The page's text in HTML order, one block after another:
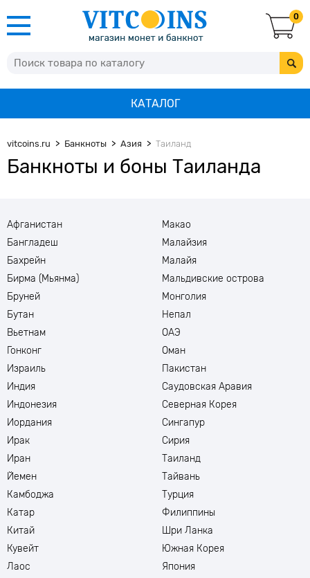
0
КАТАЛОГ
vitcoins.ru Банкноты Азия Таиланд
Банкноты и боны Таиланда
Афганистан
Бангладеш
Бахрейн
Бирма (Мьянма)
Бруней
Бутан
Вьетнам
Гонконг
Израиль
Индия
Индонезия
Иордания
Ирак
Иран
Йемен
Камбоджа
Катар
Китай
Кувейт
Лаос
Макао
Малайзия
Малайя
Мальдивские острова
Монголия
Непал
ОАЭ
Оман
Пакистан
Саудовская Аравия
Северная Корея
Сингапур
Сирия
Таиланд
Тайвань
Турция
Филиппины
Шри Ланка
Южная Корея
Япония